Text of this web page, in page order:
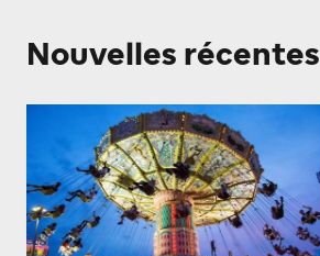
Nouvelles récentes